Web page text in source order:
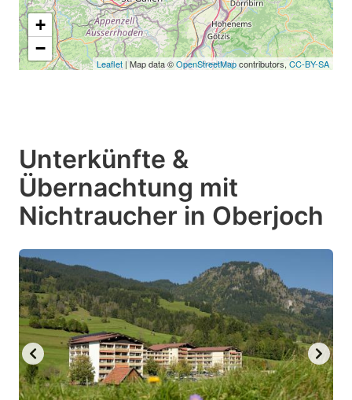
+
−
Leaflet | Map data ©OpenStreetMapcontributors, CC-BY-SA
Unterkünfte &
Übernachtung mit
Nichtraucher in Oberjoch